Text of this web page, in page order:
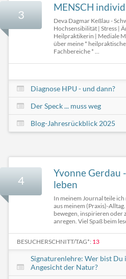
3
MENSCH
Deva Dagmar Keßlau -
Hochsensibilität | Stress |
Heilpraktikerin | Mediale
über meine *
Fachbereiche * ...
Diagnose HPU - und dann?
Der Speck ... muss weg
Blog-Jahresrückblick 2025
4
Yvonne Gerdau
leben
In meinem Journal teile
aus meinem (Praxis)-
bewegen, inspirieren oder
anregen. Viel Spaß beim
BESUCHERSCHNITT/TAG*: 13
Signaturenlehre: Wer bist Du
Angesicht der Natur? ​